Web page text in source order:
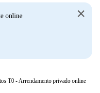
online
T0 - Arrendamento privado online